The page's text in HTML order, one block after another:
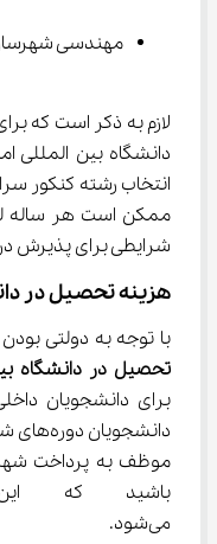
مهندسی
لازم به ذکر است که
دانشگاه بین المللی
انتخاب رشته کنکور
ممکن است هر ساله
شرایطی برای پذیرش در آن‌ها افزوده
هزینه تحصیل در
با توجه به دولتی
تحصیل در دانشگاه
باشید که
می‌شود.